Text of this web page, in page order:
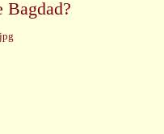
Bagdad?